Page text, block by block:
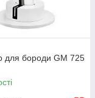
для бороди GM 725